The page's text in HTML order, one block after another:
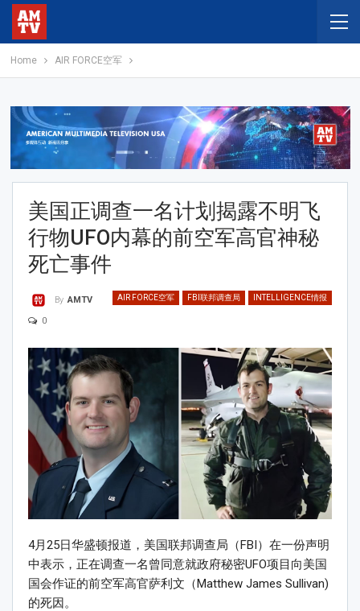
Home AIR FORCE空军
美国正调查一名计划揭露不明飞
行物UFO内幕的前空军高官神秘
死亡事件
AIR FORCE空军 FBI联邦调查局 INTELLIGENCE情报
By AMTV
0
4月25日华盛顿报道，美国联邦调查局（FBI）在一份声明
中表示，正在调查一名曾同意就政府秘密UFO项目向美国
国会作证的前空军高官萨利文（Matthew James Sullivan)
的死因。